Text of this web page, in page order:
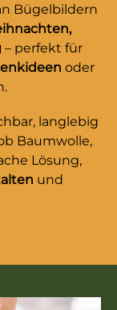
Bügelbildern
– perfekt für
oder
langlebig
Baumwolle,
Lösung,
und